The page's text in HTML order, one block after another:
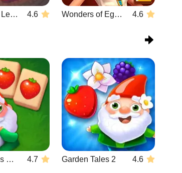
Jewels Blitz Legends 4.6 Wonders of Egypt Match 2 4.6
Garden Tales Mahjong 4.7 Garden Tales 2 4.6